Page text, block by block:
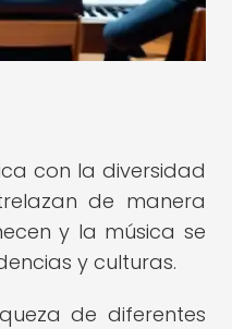
con la diversidad
de manera
y la música se
y culturas.
de diferentes